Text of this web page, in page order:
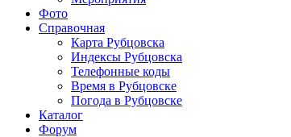
Фото
Справочная
Карта Рубцовска
Индексы Рубцовска
Телефонные коды
Время в Рубцовске
Погода в Рубцовске
Каталог
Форум